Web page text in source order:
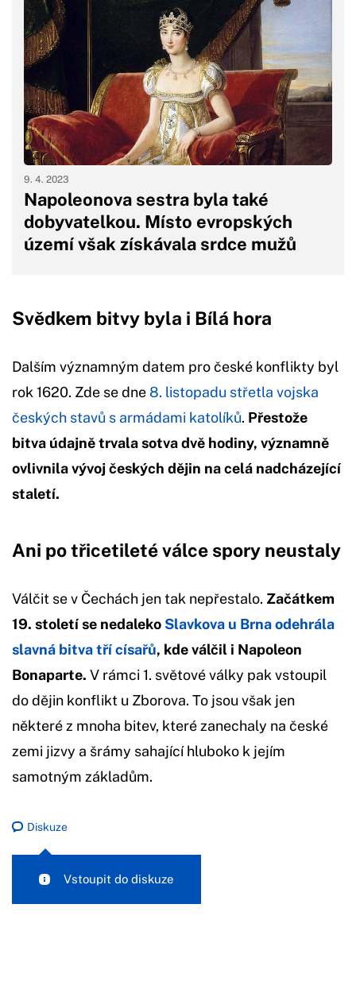
Napoleonova sestra byla také
dobyvatelkou. Místo evropských
území však získávala srdce mužů
9. 4. 2023
Svědkem bitvy byla i Bílá hora
Dalším významným datem pro české konflikty byl
rok 1620. Zde se dne8. listopadu střetla vojska
českých stavů s armádami katolíků. Přestože
bitva údajně trvala sotva dvě hodiny, významně
ovlivnila vývoj českých dějin na celá nadcházející
staletí.
Ani po třicetileté válce spory neustaly
Válčit se v Čechách jen tak nepřestalo. Začátkem
19. století se nedaleko Slavkova u Brna odehrála
slavná bitva tří císařů, kde válčil i Napoleon
Bonaparte. V rámci 1. světové války pak vstoupil
do dějin konflikt u Zborova. To jsou však jen
některé z mnoha bitev, které zanechaly na české
zemi jizvy a šrámy sahající hluboko k jejím
samotným základům.
Diskuze
Vstoupit do diskuze